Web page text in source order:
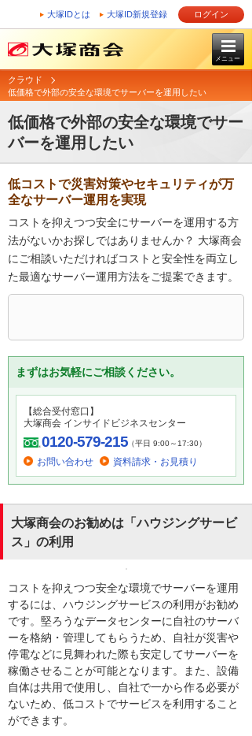
大塚IDとは 大塚ID新規登録 ログイン
メニュー
クラウド
低価格で外部の安全な環境でサーバーを運用したい
低価格で外部の安全な環境でサー
バーを運用したい
低コストで災害対策やセキュリティが万
全なサーバー運用を実現
コストを抑えつつ安全にサーバーを運用する方
法がないかお探しではありませんか？ 大塚商会
にご相談いただければコストと安全性を両立し
た最適なサーバー運用方法をご提案できます。
まずはお気軽にご相談ください。
【総合受付窓口】
大塚商会 インサイドビジネスセンター
0120-579-215（平日 9:00～17:30）
お問い合わせ 資料請求・お見積り
大塚商会のお勧めは「ハウジングサービ
ス」の利用
コストを抑えつつ安全な環境でサーバーを運用
するには、ハウジングサービスの利用がお勧め
です。堅ろうなデータセンターに自社のサーバ
ーを格納・管理してもらうため、自社が災害や
停電などに見舞われた際も安定してサーバーを
稼働させることが可能となります。また、設備
自体は共用で使用し、自社で一から作る必要が
ないため、低コストでサービスを利用すること
ができます。